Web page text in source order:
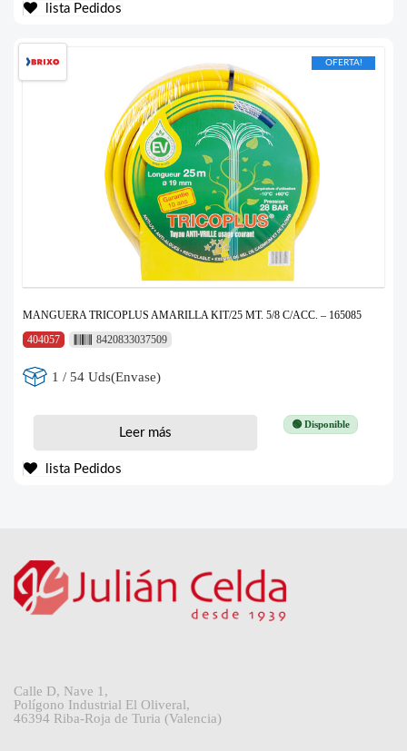
lista Pedidos
OFERTA!
MANGUERA TRICOPLUS AMARILLA KIT/25 MT. 5/8 C/ACC. – 165085
404057
8420833037509
1 / 54 Uds(Envase)
🟢 Disponible
Leer más
lista Pedidos
Calle D, Nave 1,
Polígono Industrial El Oliveral,
46394 Riba-Roja de Turia (Valencia)